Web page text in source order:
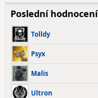
Poslední hodnocení
Tolldy
Psyx
Malis
Ultron